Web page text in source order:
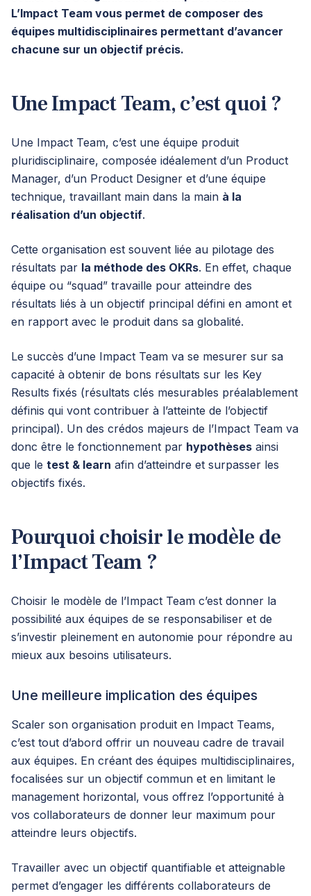
L’Impact Team vous permet de composer des
équipes multidisciplinaires permettant d’avancer
chacune sur un objectif précis.
Une Impact Team, c’est quoi ?
Une Impact Team, c’est une équipe produit
pluridisciplinaire, composée idéalement d’un Product
Manager, d’un Product Designer et d’une équipe
technique, travaillant main dans la main à la
réalisation d’un objectif.
Cette organisation est souvent liée au pilotage des
résultats par la méthode des OKRs. En effet, chaque
équipe ou “squad” travaille pour atteindre des
résultats liés à un objectif principal défini en amont et
en rapport avec le produit dans sa globalité.
Le succès d’une Impact Team va se mesurer sur sa
capacité à obtenir de bons résultats sur les Key
Results fixés (résultats clés mesurables préalablement
définis qui vont contribuer à l’atteinte de l’objectif
principal). Un des crédos majeurs de l’Impact Team va
donc être le fonctionnement par hypothèses ainsi
que le test & learn afin d’atteindre et surpasser les
objectifs fixés.
Pourquoi choisir le modèle de
l’Impact Team ?
Choisir le modèle de l’Impact Team c’est donner la
possibilité aux équipes de se responsabiliser et de
s’investir pleinement en autonomie pour répondre au
mieux aux besoins utilisateurs.
Une meilleure implication des équipes
Scaler son organisation produit en Impact Teams,
c’est tout d’abord offrir un nouveau cadre de travail
aux équipes. En créant des équipes multidisciplinaires,
focalisées sur un objectif commun et en limitant le
management horizontal, vous offrez l’opportunité à
vos collaborateurs de donner leur maximum pour
atteindre leurs objectifs.
Travailler avec un objectif quantifiable et atteignable
permet d’engager les différents collaborateurs de